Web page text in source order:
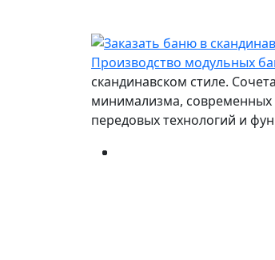
Производство модульных
скандинавском стиле.
минимализма, современных
передовых технологий и